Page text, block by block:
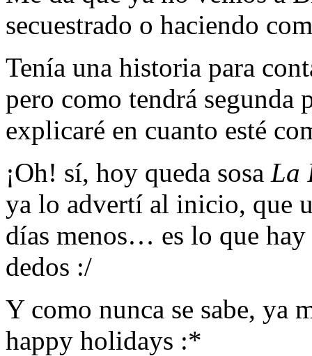
secuestrado o haciendo
Tenía una historia para
pero como tendrá segunda
explicaré en cuanto esté
¡Oh! sí, hoy queda sosa La
ya lo advertí al inicio, que
días menos… es lo que
dedos :/
Y como nunca se sabe, ya
happy holidays :*